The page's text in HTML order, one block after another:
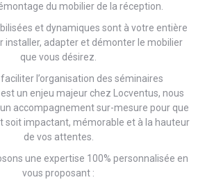
du mobilier de la réception.
et dynamiques sont à votre entière
installer, adapter et démonter le mobilier
que vous désirez.
l’organisation des séminaires
un enjeu majeur chez Locventus, nous
accompagnement sur-mesure pour que
soit impactant, mémorable et à la hauteur
de vos attentes.
une expertise 100% personnalisée en
vous proposant :